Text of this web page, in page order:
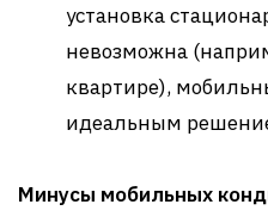
установка
невозможна
квартире),
идеальным
Минусы мобильных